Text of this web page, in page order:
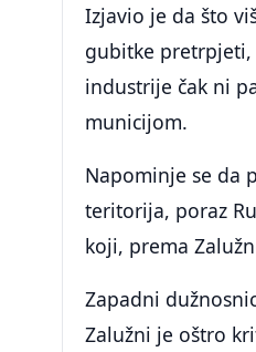
Izjavio je da što
gubitke pretrpjeti,
industrije čak ni
municijom.
Napominje se da
teritorija, poraz
koji, prema
Zapadni
Zalužni je oštro